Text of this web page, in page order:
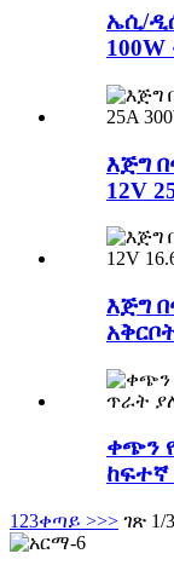
ኤሲ/
እጅግ
12V
እጅግ
ቀጭን የ
ከፍተኛ
1 23ቀጣይ >>> ገጽ 1/3